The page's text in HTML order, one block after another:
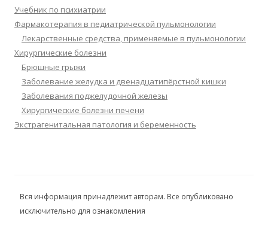
Учебник по психиатрии
Фармакотерапия в педиатрической пульмонологии
Лекарственные средства, применяемые в пульмонологии
Хирургические болезни
Брюшные грыжи
Заболевание желудка и двенадцатипёрстной кишки
Заболевания поджелудочной железы
Хирургические болезни печени
Экстрагенитальная патология и беременность
Вся информация принадлежит авторам. Все опубликовано
исключительно для ознакомления